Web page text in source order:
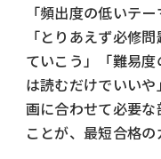
「頻出度の低いテ
「とりあえず必修
ていこう」「難易
は読むだけでいい
画に合わせて必要
ことが、最短合格の